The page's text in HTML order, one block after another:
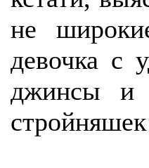
не
девочка с
джинсы и